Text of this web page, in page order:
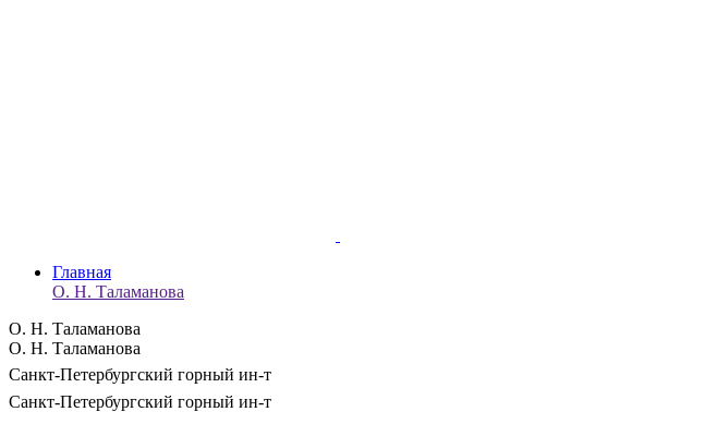
Главная
О. Н. Таламанова
О. Н. Таламанова
О. Н. Таламанова
Санкт-Петербургский горный ин-т
Санкт-Петербургский горный ин-т